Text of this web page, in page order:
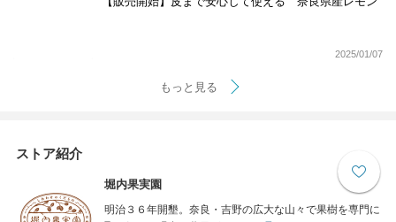
2025/01/07
もっと見る
ストア紹介
堀内果実園
明治３６年開墾。奈良・吉野の広大な山々で果樹を専門に